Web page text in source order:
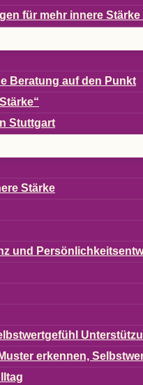
für mehr innere
Bera­tung auf den Punkt
Stuttgart
Stärke
und
erken­nen,